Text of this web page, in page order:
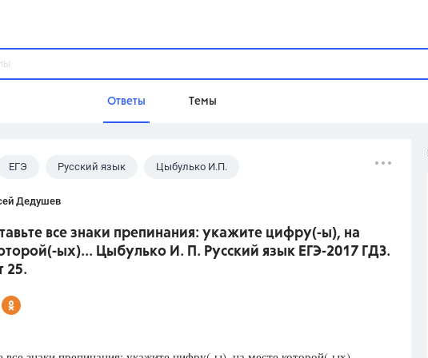
Ответы Темы
Домашнее задание
Школа
ЕГЭ Русский язык Цыбулько И.П.
Дедушев
все знаки препинания: укажите цифру(-ы), на
ых)... Цыбулько И. П. Русский язык ЕГЭ-2017 ГДЗ.
25.